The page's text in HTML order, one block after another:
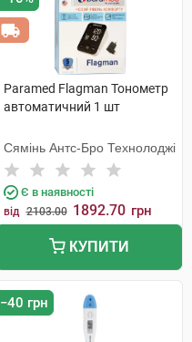
Paramed Flagman Тонометр
автоматичний 1 шт
Сямінь Антс-Бро Технолоджі
Є в наявності
від 2103.00 1892.70 грн
КУПИТИ
−40 грн